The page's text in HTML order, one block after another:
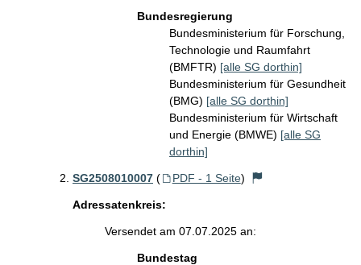
Bundesregierung
Bundesministerium für Forschung,
Technologie und Raumfahrt
(BMFTR) [alle SG dorthin]
Bundesministerium für Gesundheit
(BMG) [alle SG dorthin]
Bundesministerium für Wirtschaft
und Energie (BMWE) [alle SG
dorthin]
SG2508010007 ( PDF - 1 Seite)
Adressatenkreis:
Versendet am 07.07.2025 an:
Bundestag